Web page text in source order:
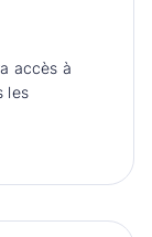
accès à
les